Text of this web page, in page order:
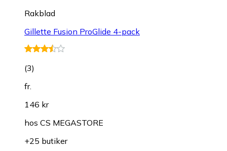
Rakblad
Gillette Fusion ProGlide 4-pack
(3)
fr.
146 kr
hos CS MEGASTORE
+25 butiker